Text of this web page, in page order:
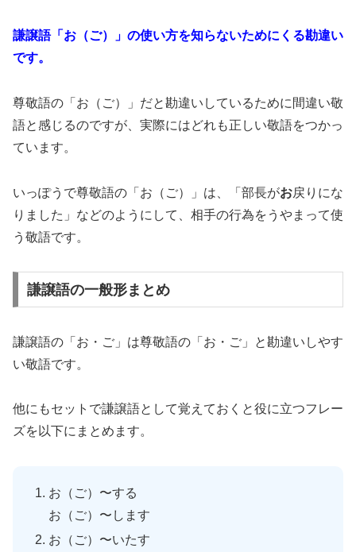
謙譲語「お（ご）」の使い方を知らないためにくる勘違い
です。
尊敬語の「お（ご）」だと勘違いしているために間違い敬
語と感じるのですが、実際にはどれも正しい敬語をつかっ
ています。
いっぽうで尊敬語の「お（ご）」は、「部長がお戻りにな
りました」などのようにして、相手の行為をうやまって使
う敬語です。
謙譲語の一般形まとめ
謙譲語の「お・ご」は尊敬語の「お・ご」と勘違いしやす
い敬語です。
他にもセットで謙譲語として覚えておくと役に立つフレー
ズを以下にまとめます。
お（ご）〜する
お（ご）〜します
お（ご）〜いたす